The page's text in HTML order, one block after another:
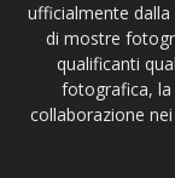
ufficialmente dalla
di mostre
qualificanti
fotografica, la
collaborazione